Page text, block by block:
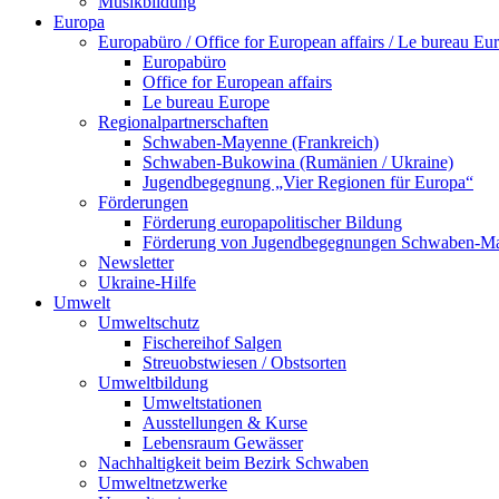
Europa
Europabüro / Office for European affairs / Le bureau
Europabüro
Office for European affairs
Le bureau Europe
Regionalpartnerschaften
Schwaben-Mayenne (Frankreich)
Schwaben-Bukowina (Rumänien / Ukraine)
Jugendbegegnung „Vier Regionen für Europa“
Förderungen
Förderung europapolitischer Bildung
Förderung von Jugendbegegnungen Schwaben-
Newsletter
Ukraine-Hilfe
Umwelt
Umweltschutz
Fischereihof Salgen
Streuobstwiesen / Obstsorten
Umweltbildung
Umweltstationen
Ausstellungen & Kurse
Lebensraum Gewässer
Nachhaltigkeit beim Bezirk Schwaben
Umweltnetzwerke